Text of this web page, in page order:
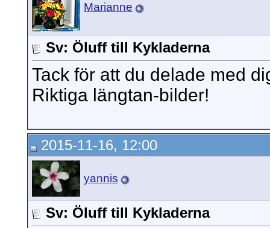
Marianne
Sv: Öluff till Kykladerna
Tack för att du delade med
Riktiga längtan-bilder!
2015-11-16, 12:00
yannis
Sv: Öluff till Kykladerna